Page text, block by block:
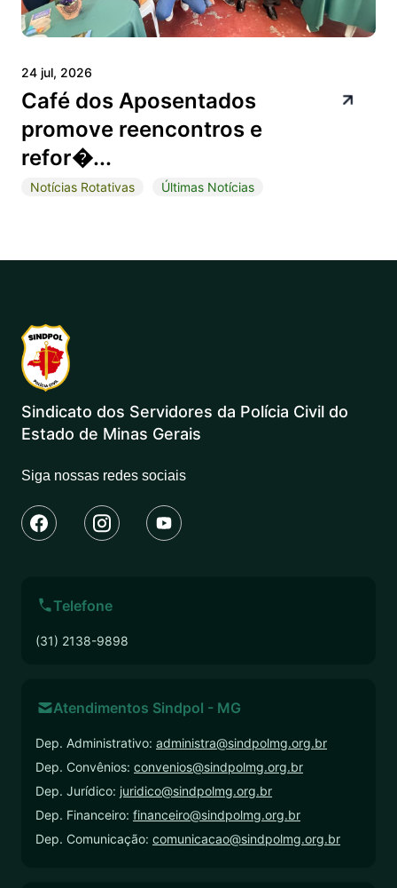
24 jul, 2026
Café dos Aposentados
promove reencontros e
refor�...
Notícias Rotativas Últimas Notícias
Sindicato dos Servidores da Polícia Civil do
Estado de Minas Gerais
Siga nossas redes sociais
Telefone
(31) 2138-9898
Atendimentos Sindpol - MG
Dep. Administrativo: administra@sindpolmg.org.br
Dep. Convênios: convenios@sindpolmg.org.br
Dep. Jurídico: juridico@sindpolmg.org.br
Dep. Financeiro: financeiro@sindpolmg.org.br
Dep. Comunicação: comunicacao@sindpolmg.org.br